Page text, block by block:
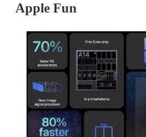
Apple Fun